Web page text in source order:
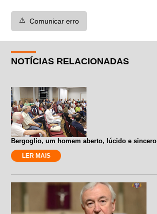
⚠️ Comunicar erro
NOTÍCIAS RELACIONADAS
Bergoglio, um homem aberto, lúcido e sincero
LER MAIS